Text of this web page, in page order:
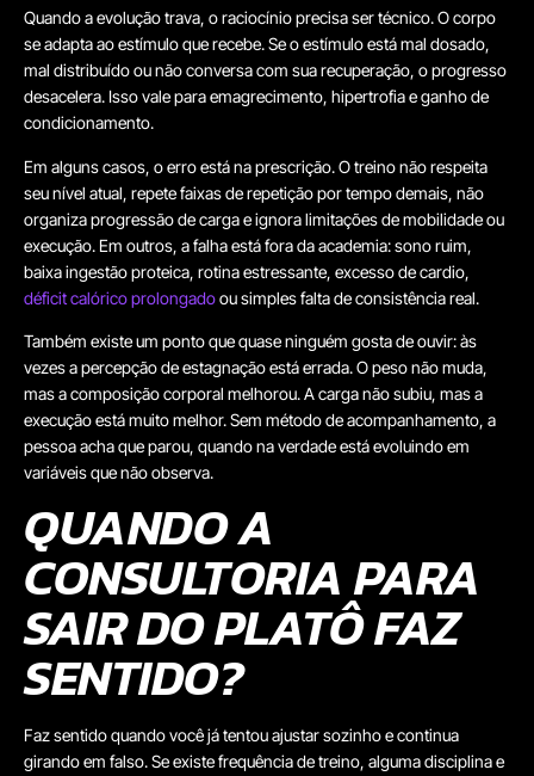
Quando a evolução trava, o raciocínio precisa ser técnico. O corpo
se adapta ao estímulo que recebe. Se o estímulo está mal dosado,
mal distribuído ou não conversa com sua recuperação, o progresso
desacelera. Isso vale para emagrecimento, hipertrofia e ganho de
condicionamento.
Em alguns casos, o erro está na prescrição. O treino não respeita
seu nível atual, repete faixas de repetição por tempo demais, não
organiza progressão de carga e ignora limitações de mobilidade ou
execução. Em outros, a falha está fora da academia: sono ruim,
baixa ingestão proteica, rotina estressante, excesso de cardio,
déficit calórico prolongadoou simples falta de consistência real.
Também existe um ponto que quase ninguém gosta de ouvir: às
vezes a percepção de estagnação está errada. O peso não muda,
mas a composição corporal melhorou. A carga não subiu, mas a
execução está muito melhor. Sem método de acompanhamento, a
pessoa acha que parou, quando na verdade está evoluindo em
variáveis que não observa.
QUANDO A
CONSULTORIA PARA
SAIR DO PLATÔ FAZ
SENTIDO?
Faz sentido quando você já tentou ajustar sozinho e continua
girando em falso. Se existe frequência de treino, alguma disciplina e